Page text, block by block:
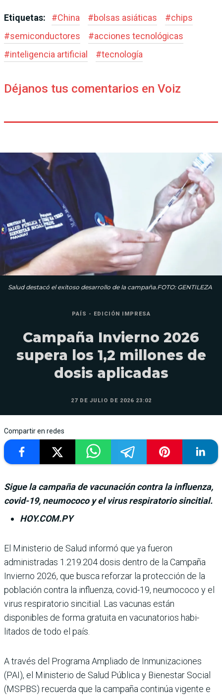
Etiquetas: #China #bolsas asiáticas #chips
#semiconductores #acciones tecnológicas
#inteligencia artificial #tecnología
Déjanos tus comentarios en Voiz
Salud destacó el exitoso desarrollo de la campaña.FOTO: GENTILEZA
PAÍS - EDICIÓN IMPRESA
Campaña Invierno 2026
supera los 1,2 millones de
dosis aplicadas
27 DE JULIO DE 2026 23:02
Compartir en redes
Sigue la campaña de vacunación contra la influenza,
covid-19, neumococo y el virus respiratorio sincitial.
HOY.COM.PY
El Ministerio de Salud informó que ya fue­ron
administradas 1.219.204 dosis dentro de la Campaña
Invierno 2026, que busca reforzar la protección de la
población contra la influenza, covid-19, neumococo y el
virus respiratorio sincitial. Las vacu­nas están
disponibles de forma gratuita en vacunatorios habi­
litados de todo el país.
A través del Programa Ampliado de Inmunizacio­nes
(PAI), el Ministerio de Salud Pública y Bienestar Social
(MSPBS) recuerda que la campaña continúa vigente e